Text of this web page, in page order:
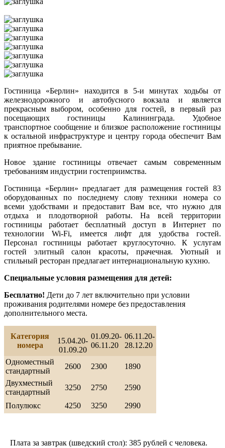
Гостиница «Берлин» находится в 5-и минутах ходьбы от
железнодорожного и автобусного вокзала и является
прекрасным выбором, особенно для гостей, в первый раз
посещающих гостиницы Калининграда. Удобное
транспортное сообщение и близкое расположение гостиницы
к остальной инфраструктуре и центру города обеспечит Вам
приятное пребывание.
Новое здание гостиницы отвечает самым современным
требованиям индустрии гостеприимства.
Гостиница «Берлин» предлагает для размещения гостей 83
оборудованных по последнему слову техники номера со
всеми удобствами и предоставит Вам все, что нужно для
отдыха и плодотворной работы. На всей территории
гостиницы работает бесплатный доступ в Интернет по
технологии Wi-Fi, имеется лифт для удобства гостей.
Персонал гостиницы работает круглосуточно. К услугам
гостей элитный салон красоты, прачечная. Уютный и
стильный ресторан предлагает интернациональную кухню.
Специальные условия размещения для детей:
Бесплатно! Дети до 7 лет включительно при условии
проживания родителями номере без предоставления
дополнительного места.
Категория
номера
15.04.20-
01.09.20
01.09.20-
06.11.20
06.11.20-
28.12.20
Одноместный
стандартный
2600 2300
1890
Двухместный
стандартный
3250 2750 2590
Полулюкс 4250 3250 2990
Плата за завтрак (шведский стол): 385 рублей с человека.